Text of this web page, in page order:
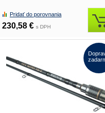
Pridať do porovnania
230,58 € s DPH